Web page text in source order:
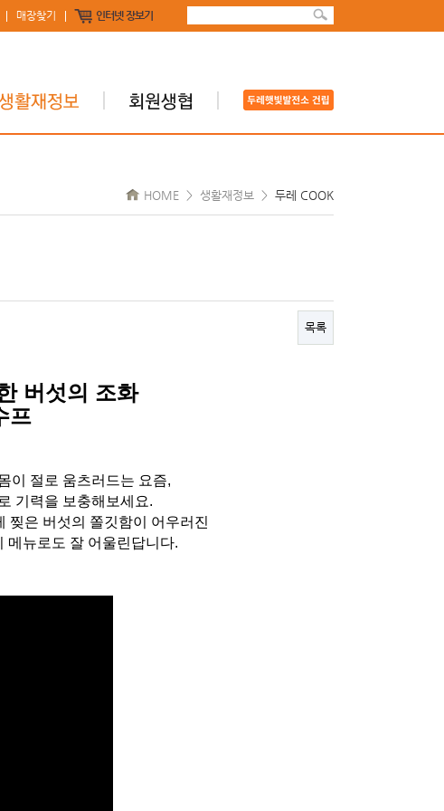
매장찾기 인터넷 장보기
HOME > 생활재정보 > 두레 COOK
목록
버섯의 조화
프
이 절로 움츠러드는 요즘,
기력을 보충해보세요.
찢은 버섯의 쫄깃함이 어우러진
메뉴로도 잘 어울린답니다.